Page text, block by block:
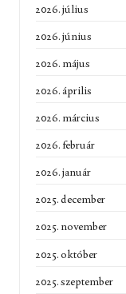
2026. július
2026. június
2026. május
2026. április
2026. március
2026. február
2026. január
2025. december
2025. november
2025. október
2025. szeptember